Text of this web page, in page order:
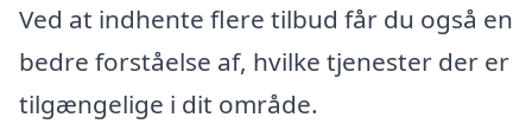
Ved at indhente flere tilbud får du også en
bedre forståelse af, hvilke tjenester der er
tilgængelige i dit område.